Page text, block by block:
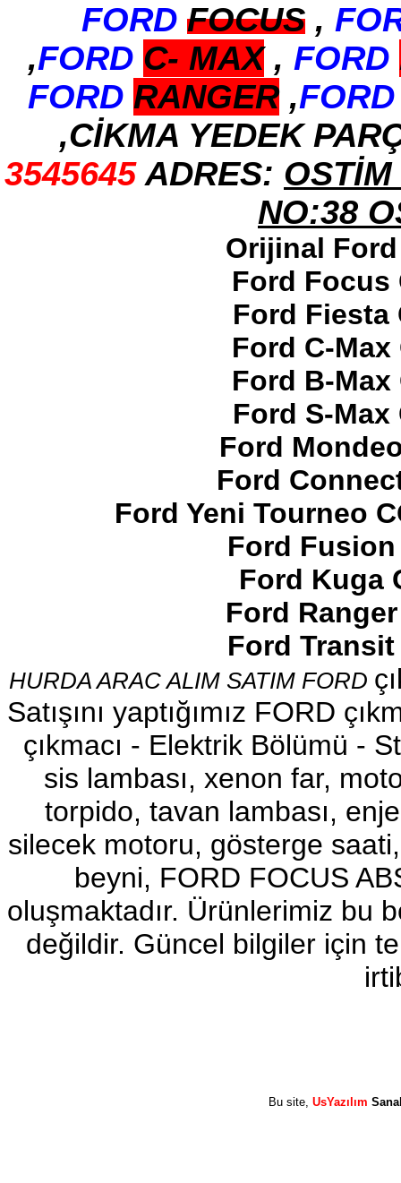
2017-2018 ford ranger arka
tampon
Ürün Kodu : 2017-2018 ford ranger
dirksiyon simidi
2017-2018 ford ranger
dirksiyon simidi
SOL ÖN KAPI DÖŞEMSİ
Ürün Kodu : 2017-2018 ford ranger şavft
Ürün Kodu : 2017-2018 ford ranger sol
ayna
2017-2018 ford ranger sol
ayna
Ürün Kodu : 2017-2018 ford ranger abs
beyni
2017-2018 ford ranger abs
FORD FOCUS,
,FORD C- MAX, FORD
FORD RANGER,FORD
,CİKMA YEDEK
3545645 ADRES:
NO:38
Orijinal Ford
Ford Focus
Ford Fiesta
Ford C-Max
Ford B-Max
Ford S-Max
Ford
Ford
Ford Yeni Tourneo
Ford Fusion
Ford Kuga
Ford
Ford Transit
HURDA ARAC ALIM SATIM FORD
Satışını yaptığımız FORD
çıkmacı - Elektrik Bölümü -
sis lambası, xenon far,
torpido, tavan lambası,
silecek motoru, gösterge
beyni, FORD FOCUS
oluşmaktadır. Ürünlerimiz bu
değildir. Güncel bilgiler için
Bu site, UsYazılım